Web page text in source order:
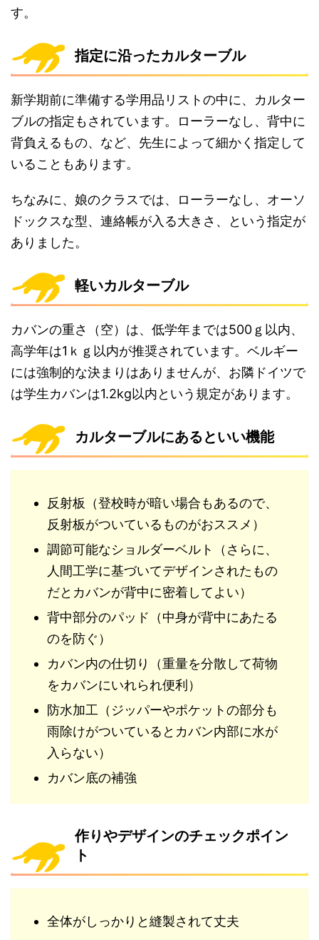
す。
指定に沿ったカルターブル
新学期前に準備する学用品リストの中に、カルター
ブルの指定もされています。ローラーなし、背中に
背負えるもの、など、先生によって細かく指定して
いることもあります。
ちなみに、娘のクラスでは、ローラーなし、オーソ
ドックスな型、連絡帳が入る大きさ、という指定が
ありました。
軽いカルターブル
カバンの重さ（空）は、低学年までは500ｇ以内、
高学年は1ｋｇ以内が推奨されています。ベルギー
には強制的な決まりはありませんが、お隣ドイツで
は学生カバンは1.2kg以内という規定があります。
カルターブルにあるといい機能
反射板（登校時が暗い場合もあるので、
反射板がついているものがおススメ）
調節可能なショルダーベルト（さらに、
人間工学に基づいてデザインされたもの
だとカバンが背中に密着してよい）
背中部分のパッド（中身が背中にあたる
のを防ぐ）
カバン内の仕切り（重量を分散して荷物
をカバンにいれられ便利）
防水加工（ジッパーやポケットの部分も
雨除けがついているとカバン内部に水が
入らない）
カバン底の補強
作りやデザインのチェックポイン
ト
全体がしっかりと縫製されて丈夫